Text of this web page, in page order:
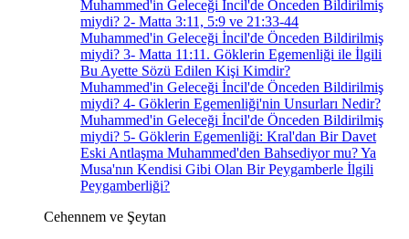
Muhammed'in Geleceği İncil'de Önceden Bildirilmiş
miydi? 2- Matta 3:11, 5:9 ve 21:33-44
Muhammed'in Geleceği İncil'de Önceden Bildirilmiş
miydi? 3- Matta 11:11. Göklerin Egemenliği ile İlgili
Bu Ayette Sözü Edilen Kişi Kimdir?
Muhammed'in Geleceği İncil'de Önceden Bildirilmiş
miydi? 4- Göklerin Egemenliği'nin Unsurları Nedir?
Muhammed'in Geleceği İncil'de Önceden Bildirilmiş
miydi? 5- Göklerin Egemenliği: Kral'dan Bir Davet
Eski Antlaşma Muhammed'den Bahsediyor mu? Ya
Musa'nın Kendisi Gibi Olan Bir Peygamberle İlgili
Peygamberliği?
Cehennem ve Şeytan